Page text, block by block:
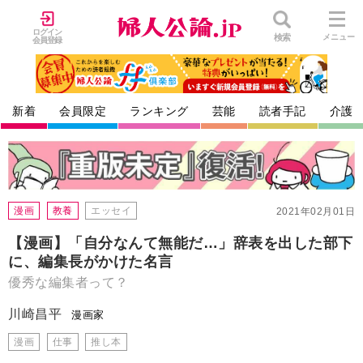
ログイン
会員登録
検索 メニュー
新着 会員限定 ランキング 芸能 読者手記 介護
2021年02月01日
漫画 教養 エッセイ
【漫画】「自分なんて無能だ…」辞表を出した部下
に、編集長がかけた名言
優秀な編集者って？
川崎昌平 漫画家
漫画 仕事 推し本